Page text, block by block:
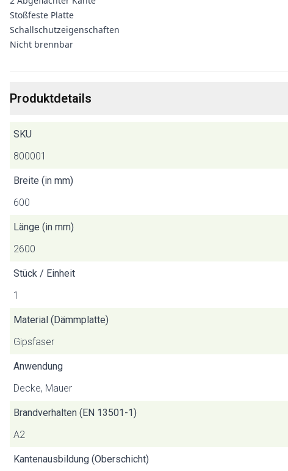
Stoßfeste Platte
Schallschutzeigenschaften
Nicht brennbar
Produktdetails
SKU
800001
Breite (in mm)
600
Länge (in mm)
2600
Stück / Einheit
1
Material (Dämmplatte)
Gipsfaser
Anwendung
Decke, Mauer
Brandverhalten (EN 13501-1)
A2
Kantenausbildung (Oberschicht)